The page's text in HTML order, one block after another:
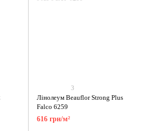
3
Лінолеум Beauflor Strong Plus
Falco 6259
616 грн/м²